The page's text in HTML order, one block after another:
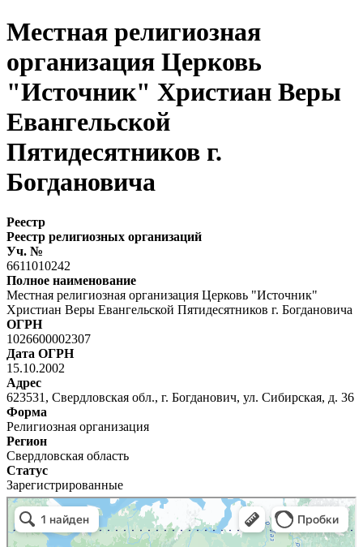
Местная религиозная
организация Церковь
"Источник" Христиан Веры
Евангельской
Пятидесятников г.
Богдановича
Реестр
Реестр религиозных организаций
Уч. №
6611010242
Полное наименование
Местная религиозная организация Церковь "Источник"
Христиан Веры Евангельской Пятидесятников г. Богдановича
ОГРН
1026600002307
Дата ОГРН
15.10.2002
Адрес
623531, Свердловская обл., г. Богданович, ул. Сибирская, д. 36
Форма
Религиозная организация
Регион
Свердловская область
Статус
Зарегистрированные